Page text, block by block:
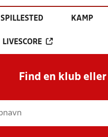
SPILLESTED KAMP
LIVESCORE
Find en klub